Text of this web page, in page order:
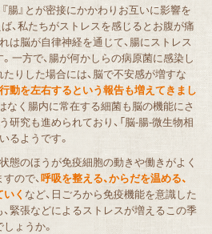
『腸』とが密接にかかわりお互いに影響を
、私たちがストレスを感じるとお腹が痛
は脳が自律神経を通じて、腸にストレス
一方で、腸が何かしらの病原菌に感染し
りした場合には、脳で不安感が増すな
動を左右するという報告も増えてきまし
なく腸内に常在する細菌も脳の機能にさ
研究も進められており、「脳-腸-微生物相
るようです。
態のほうが免疫細胞の動きや働きがよく
ので、呼吸を整える、からだを温める、
く など、日ごろから免疫機能を意識した
緊張などによるストレスが増えるこの季
ょうか。